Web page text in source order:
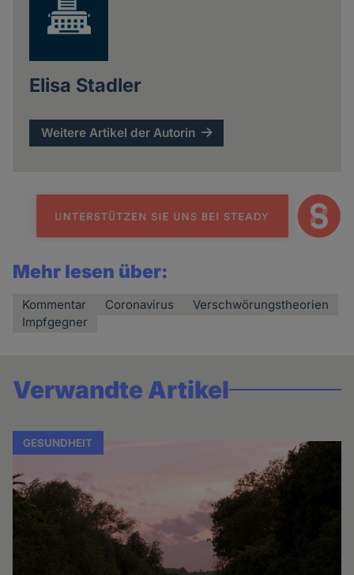
Elisa Stadler
Weitere Artikel der Autorin
Mehr lesen über:
Kommentar Coronavirus
Verschwörungstheorien
Impfgegner
Verwandte Artikel
GESUNDHEIT